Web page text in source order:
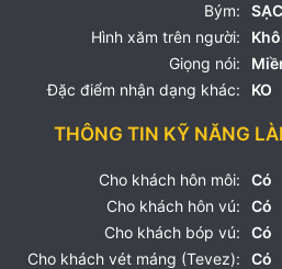
Bým:
Hình xăm trên người:
Giọng nói:
Đặc điểm nhận dạng khác:
KO
THÔNG TIN KỸ NĂNG
Cho khách hôn môi:
Có
Cho khách hôn vú:
Có
Cho khách bóp vú:
Có
Cho khách vét máng (Tevez):
Có